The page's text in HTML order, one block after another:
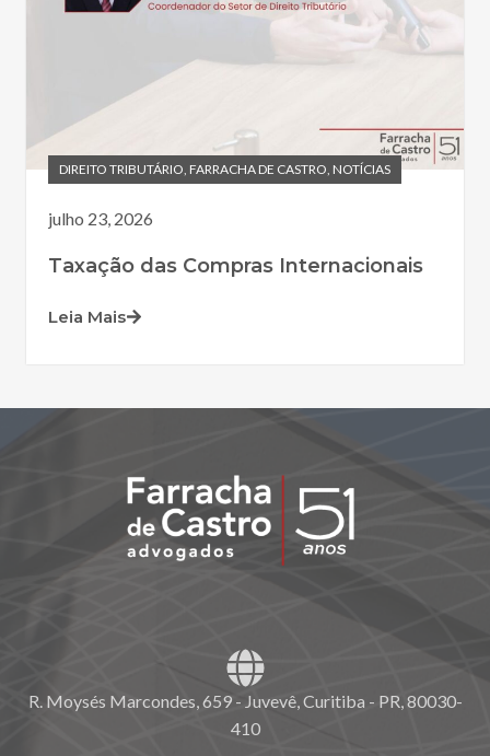
DIREITO TRIBUTÁRIO, FARRACHA DE CASTRO, NOTÍCIAS
julho 23, 2026
Taxação das Compras Internacionais
Leia Mais
R. Moysés Marcondes, 659 - Juvevê, Curitiba - PR, 80030-
410